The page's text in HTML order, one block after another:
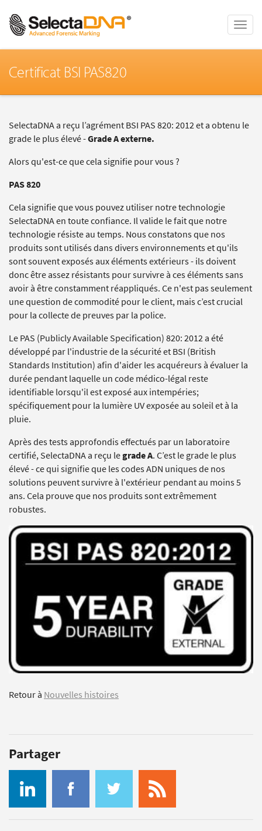
Toggle
Certificat BSI PAS820
SelectaDNA a reçu l’agrément BSI PAS 820: 2012 et a obtenu le
grade le plus élevé -Grade A externe.
Alors qu'est-ce que cela signifie pour vous ?
PAS 820
Cela signifie que vous pouvez utiliser notre technologie
SelectaDNA en toute confiance. Il valide le fait que notre
technologie résiste au temps. Nous constatons que nos
produits sont utilisés dans divers environnements et qu'ils
sont souvent exposés aux éléments extérieurs - ils doivent
donc être assez résistants pour survivre à ces éléments sans
avoir à être constamment réappliqués. Ce n'est pas seulement
une question de commodité pour le client, mais c’est crucial
pour la collecte de preuves par la police.
Le PAS (Publicly Available Specification) 820: 2012 a été
développé par l'industrie de la sécurité et BSI (British
Standards Institution) afin d'aider les acquéreurs à évaluer la
durée pendant laquelle un code médico-légal reste
identifiable lorsqu'il est exposé aux intempéries;
spécifiquement pour la lumière UV exposée au soleil et à la
pluie.
Après des tests approfondis effectués par un laboratoire
certifié, SelectaDNA a reçu legrade A. C’est le grade le plus
élevé - ce qui signifie que les codes ADN uniques de nos
solutions peuvent survivre à l'extérieur pendant au moins 5
ans. Cela prouve que nos produits sont extrêmement
robustes.
Retour à Nouvelles histoires
Partager